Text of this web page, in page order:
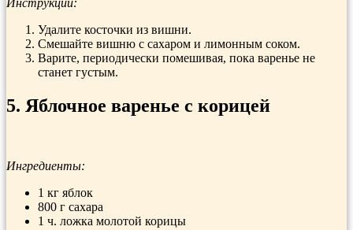
Инструкции:
Удалите косточки из вишни.
Смешайте вишню с сахаром и лимонным соком.
Варите, периодически помешивая, пока варенье не
станет густым.
5. Яблочное варенье с корицей
Ингредиенты:
1 кг яблок
800 г сахара
1 ч. ложка молотой корицы